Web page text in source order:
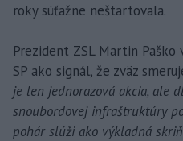
roky súťažne neštartovala.
Prezident ZSL Martin
SP ako signál, že zväz
je len jednorazová akcia, ale
snoubordovej infraštruktúry
pohár slúži ako výkladná